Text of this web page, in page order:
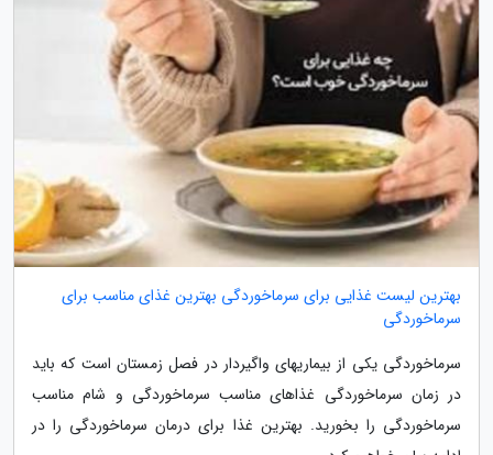
بهترین لیست غذایی برای سرماخوردگی بهترین غذای مناسب برای
سرماخوردگی
سرماخوردگی یکی از بیماریهای واگیردار در فصل زمستان است که باید
در زمان سرماخوردگی غذاهای مناسب سرماخوردگی و شام مناسب
سرماخوردگی را بخورید. بهترین غذا برای درمان سرماخوردگی را در